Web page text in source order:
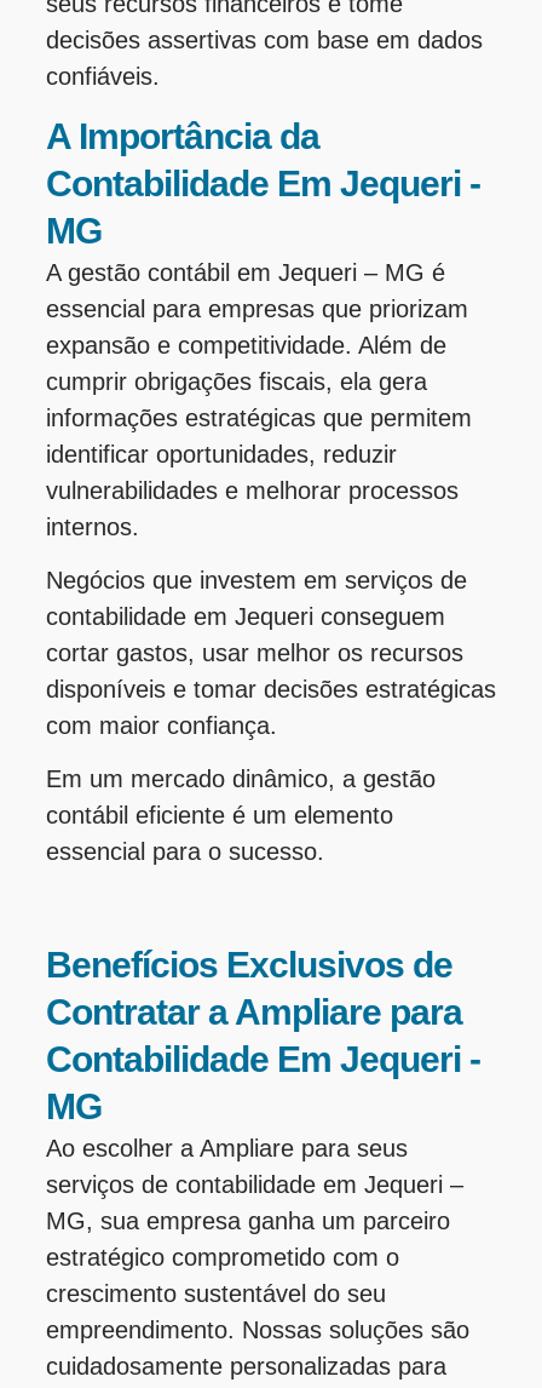
decisões assertivas com base em dados
confiáveis.
A Importância da
Contabilidade Em Jequeri -
MG
A gestão contábil em Jequeri – MG é
essencial para empresas que priorizam
expansão e competitividade. Além de
cumprir obrigações fiscais, ela gera
informações estratégicas que permitem
identificar oportunidades, reduzir
vulnerabilidades e melhorar processos
internos.
Negócios que investem em serviços de
contabilidade em Jequeri conseguem
cortar gastos, usar melhor os recursos
disponíveis e tomar decisões estratégicas
com maior confiança.
Em um mercado dinâmico, a gestão
contábil eficiente é um elemento
essencial para o sucesso.
Benefícios Exclusivos de
Contratar a Ampliare para
Contabilidade Em Jequeri -
MG
Ao escolher a Ampliare para seus
serviços de contabilidade em Jequeri –
MG, sua empresa ganha um parceiro
estratégico comprometido com o
crescimento sustentável do seu
empreendimento. Nossas soluções são
cuidadosamente personalizadas para